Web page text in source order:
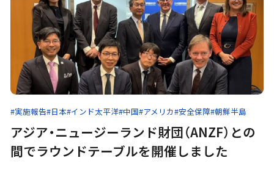
#実施報告#日本#インド太平洋#中国#アメリカ#安全保障#朝鮮半島
アジア・ニュージーランド財団（ANZF）との
間でラウンドテーブルを開催しました